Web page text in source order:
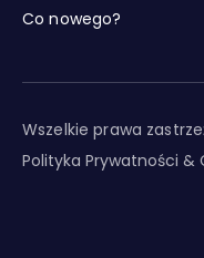
Co nowego?
Wszelkie prawa
Polityka Prywatności &